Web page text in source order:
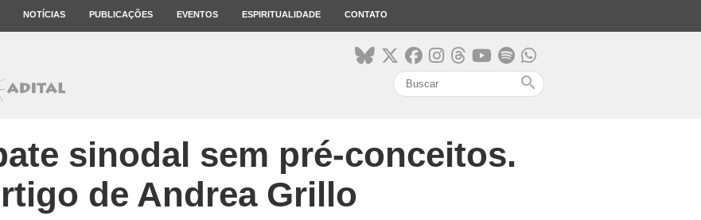
NOTÍCIAS PUBLICAÇÕES EVENTOS ESPIRITUALIDADE CONTATO
search
sinodal sem pré-conceitos.
de Andrea Grillo